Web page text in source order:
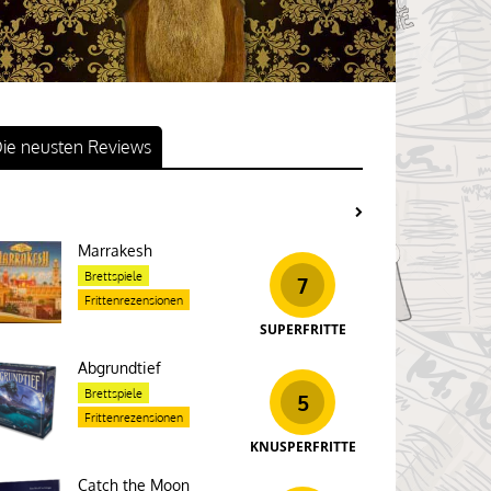
neusten Reviews
7
SUPERFRITTE
Marrakesh
Brettspiele
Frittenrezensionen
5
KNUSPERFRITTE
Abgrundtief
Brettspiele
Frittenrezensionen
Catch the Moon